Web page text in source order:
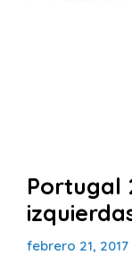
Portugal
febrero 21, 2017